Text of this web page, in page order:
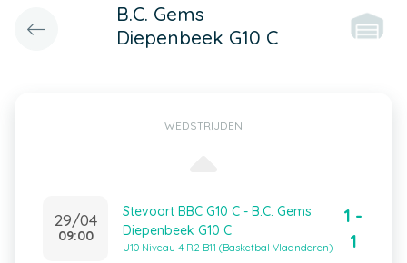
B.C. Gems
Diepenbeek G10 C
WEDSTRIJDEN
29/04
09:00
Stevoort BBC G10 C - B.C. Gems
Diepenbeek G10 C
U10 Niveau 4 R2 B11 (Basketbal Vlaanderen)
1 -
1